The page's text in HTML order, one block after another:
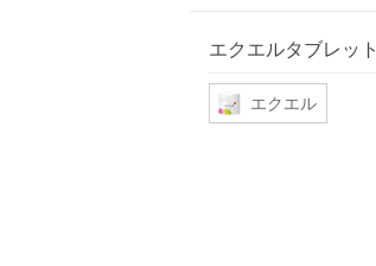
エクエルタブレット
エクエル